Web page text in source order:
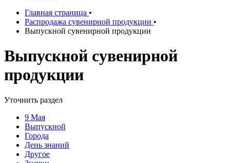
Главная страница •
Распродажа сувенирной продукции •
Выпускной сувенирной продукции
Выпускной сувенирной
продукции
Уточнить раздел
9 Мая
Выпускной
Города
День знаний
Другое